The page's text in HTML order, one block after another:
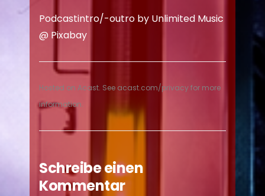
Podcastintro/-outro by Unlimited Music
@ Pixabay
Hosted on Acast. See acast.com/privacyfor more
information.
Schreibe einen
Kommentar